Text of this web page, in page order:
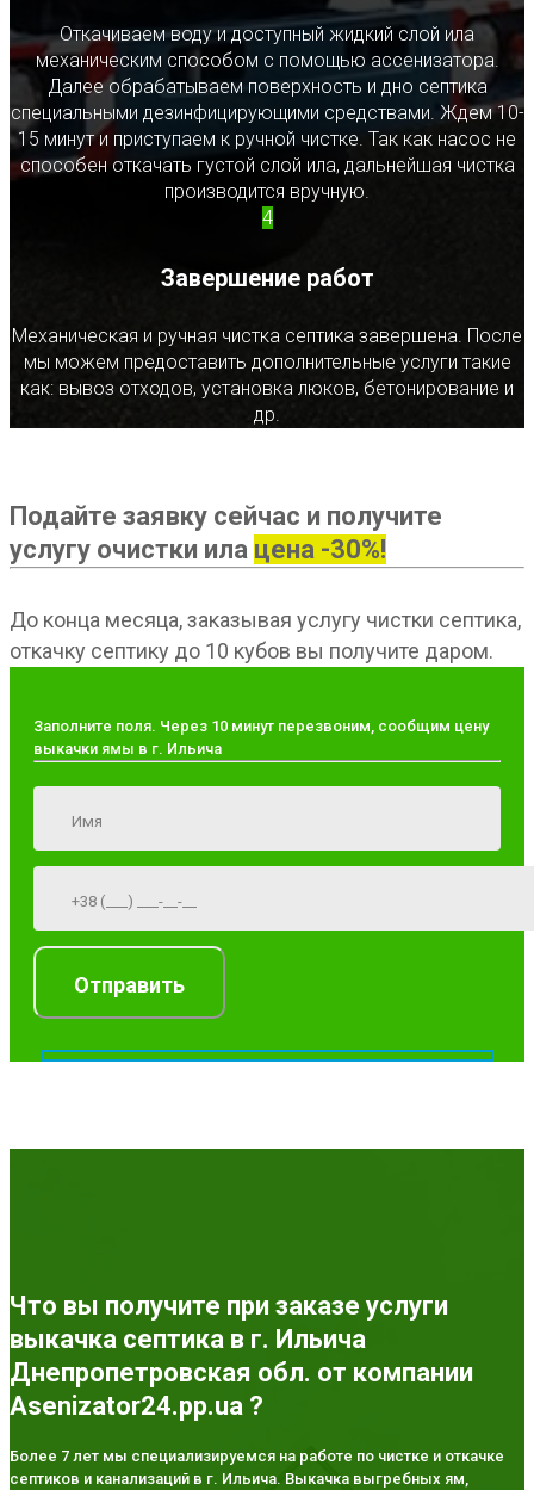
Откачиваем воду и доступный жидкий слой ила
механическим способом с помощью ассенизатора.
Далее обрабатываем поверхность и дно септика
специальными дезинфицирующими средствами. Ждем 10-
15 минут и приступаем к ручной чистке. Так как насос не
способен откачать густой слой ила, дальнейшая чистка
производится вручную.
4
Завершение работ
Механическая и ручная чистка септика завершена. После
мы можем предоставить дополнительные услуги такие
как: вывоз отходов, установка люков, бетонирование и
др.
Подайте заявку сейчас и получите
услугу очистки ила цена -30%!
До конца месяца, заказывая услугу чистки септика,
откачку септику до 10 кубов вы получите даром.
Заполните поля. Через 10 минут перезвоним, сообщим цену
выкачки ямы в г. Ильича
Что вы получите при заказе услуги
выкачка септика в г. Ильича
Днепропетровская обл. от компании
Asenizator24.pp.ua ?
Более 7 лет мы специализируемся на работе по чистке и откачке
септиков и канализаций в г. Ильича. Выкачка выгребных ям,